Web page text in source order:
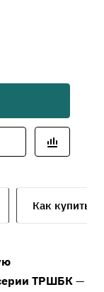
Как купить
ТРШБК —